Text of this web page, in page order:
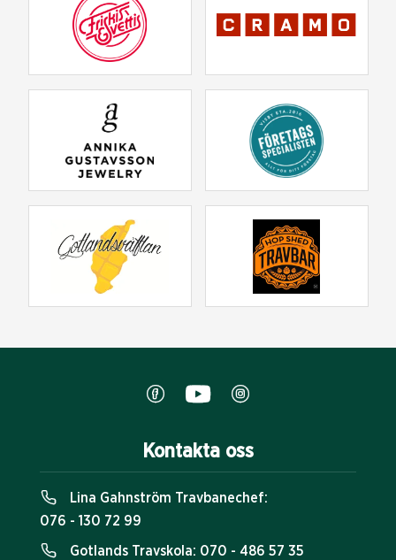
Kontakta oss
Lina Gahnström Travbanechef:
076 - 130 72 99
Gotlands Travskola: 070 - 486 57 35